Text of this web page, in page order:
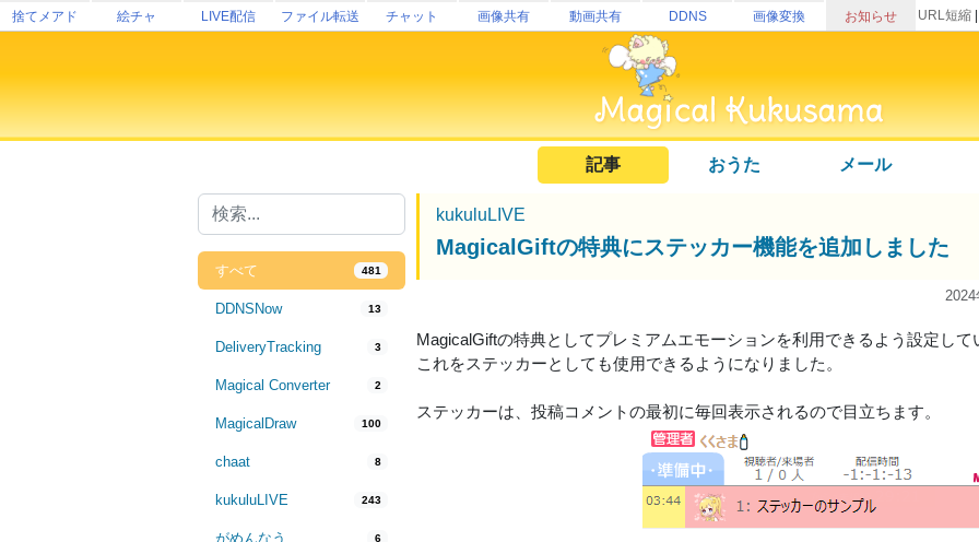
捨てメアド 絵チャ LIVE配信 ファイル転送 チャット 画像共有 動画共有 DDNS 画像変換 お知らせ URL短縮
記事 おうた メール
すべて 481
DDNSNow 13
DeliveryTracking 3
Magical Converter 2
MagicalDraw 100
chaat 8
kukuluLIVE 243
がめんなう 6
kukuluLIVE
MagicalGiftの特典にステッカー機能を追加しました
2024
MagicalGiftの特典としてプレミアムエモーションを利用できるよう設定して
これをステッカーとしても使用できるようになりました。
ステッカーは、投稿コメントの最初に毎回表示されるので目立ちます。